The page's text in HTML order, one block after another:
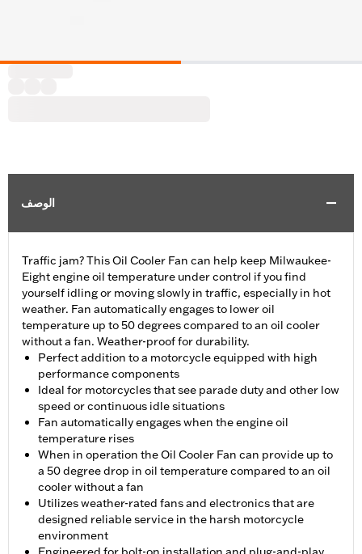
الوصف
Traffic jam? This Oil Cooler Fan can help keep Milwaukee-
Eight engine oil temperature under control if you find
yourself idling or moving slowly in traffic, especially in hot
weather. Fan automatically engages to lower oil
temperature up to 50 degrees compared to an oil cooler
without a fan. Weather-proof for durability.
Perfect addition to a motorcycle equipped with high
performance components
Ideal for motorcycles that see parade duty and other low
speed or continuous idle situations
Fan automatically engages when the engine oil
temperature rises
When in operation the Oil Cooler Fan can provide up to
a 50 degree drop in oil temperature compared to an oil
cooler without a fan
Utilizes weather-rated fans and electronics that are
designed reliable service in the harsh motorcycle
environment